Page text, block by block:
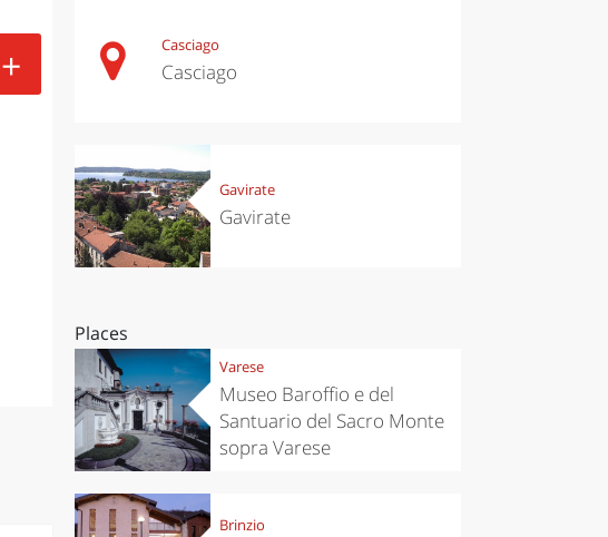
+ Casciago
Casciago
Gavirate
Gavirate
Places
Varese
Museo Baroffio e del
Santuario del Sacro Monte
sopra Varese
Brinzio